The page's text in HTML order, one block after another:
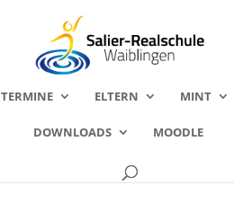
TERMINE ELTERN MINT
DOWNLOADS MOODLE